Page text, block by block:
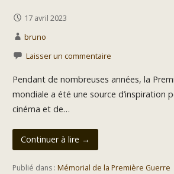
17 avril 2023
bruno
Laisser un commentaire
Pendant de nombreuses années, la
mondiale a été une source d’inspiration
cinéma et de…
Continuer à lire →
Publié dans : Mémorial de la Première Guerre